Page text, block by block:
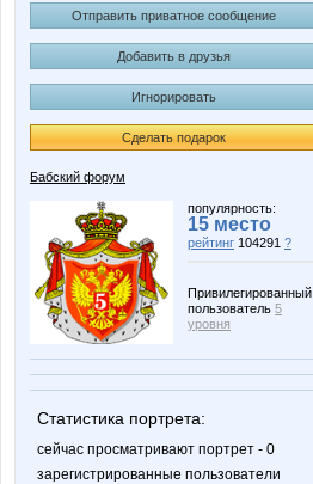
Отправить приватное сообщение
Добавить в друзья
Игнорировать
Сделать подарок
Бабский форум
популярность:
15 место
рейтинг 104291 ?
Привилегированный
пользователь 5
уровня
Статистика портрета:
сейчас просматривают портрет - 0
зарегистрированные пользователи